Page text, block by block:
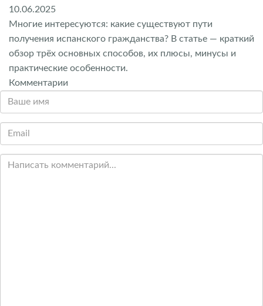
10.06.2025
Многие интересуются: какие существуют пути
получения испанского гражданства? В статье — краткий
обзор трёх основных способов, их плюсы, минусы и
практические особенности.
Комментарии